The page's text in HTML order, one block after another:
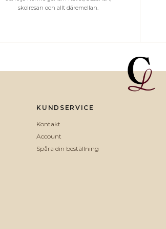
skolresan och allt däremellan.
KUNDSERVICE
Kontakt
Account
Spåra din beställning